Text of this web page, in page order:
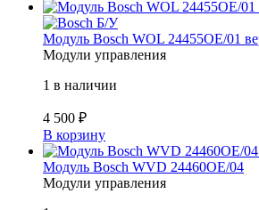
Б/У
Модуль Bosch WOL 24455OE/01
Модули управления
1 в наличии
4 500 ₽
В корзину
Модуль Bosch WVD 24460OE/04
Модули управления